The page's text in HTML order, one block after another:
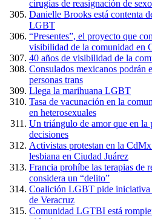
cirugías de reasignación de sexo
Danielle Brooks está contenta
LGBT
“Presentes”, el proyecto que
visibilidad de la comunidad en
40 años de visibilidad de la
Consulados mexicanos podrán
personas trans
Llega la marihuana LGBT
Tasa de vacunación en la
en heterosexuales
Un triángulo de amor que en la
decisiones
Activistas protestan en la
lesbiana en Ciudad Juárez
Francia prohíbe las terapias de
considera un “delito”
Coalición LGBT pide
de Veracruz
Comunidad LGTBI está